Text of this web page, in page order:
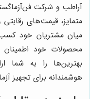
آراطب و شرکت
متمایز، قیمت‌های
میان مشتریان خود
محصولات خود اطمینان
بهترین‌ها را به شما
هوشمندانه برای تجهیز